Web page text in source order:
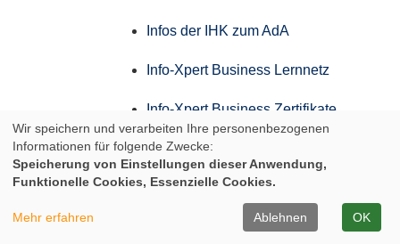
Infos der IHK zum AdA
Info-Xpert Business Lernnetz
Info-Xpert Business Zertifikate
Weitere Infos zum Xpert Business
Weitere Infos zum Xpert Business
Weitere Infos zum Xpert Business
Wir speichern und verarbeiten Ihre personenbezogenen
Informationen für folgende Zwecke:
Speicherung von Einstellungen dieser Anwendung,
Funktionelle Cookies, Essenzielle Cookies.
Mehr erfahren Ablehnen OK